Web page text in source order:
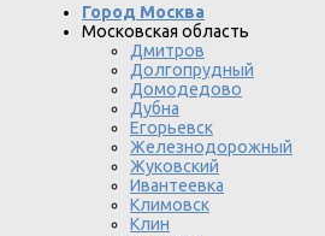
Город Москва
Московская область
Дмитров
Долгопрудный
Домодедово
Дубна
Егорьевск
Железнодорожный
Жуковский
Ивантеевка
Климовск
Клин